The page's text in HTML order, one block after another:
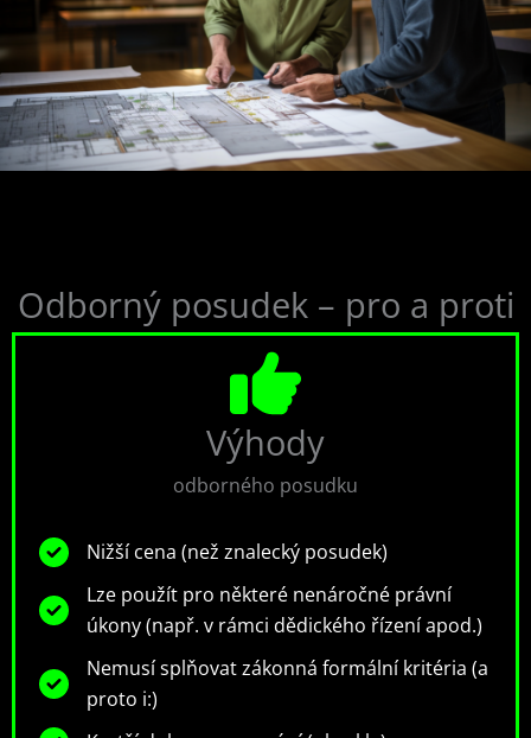
Odborný posudek – pro a proti
Výhody
odborného posudku
Nižší cena (než znalecký posudek)
Lze použít pro některé nenáročné právní
úkony (např. v rámci dědického řízení apod.)
Nemusí splňovat zákonná formální kritéria (a
proto i:)